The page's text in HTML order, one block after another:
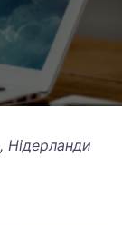
Нідерланди